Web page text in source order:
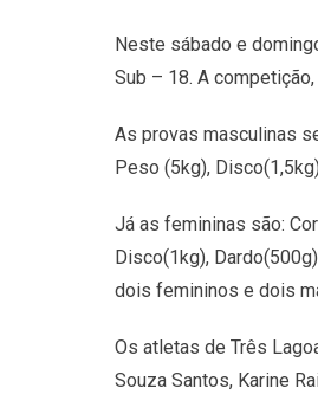
Neste sábado e
Sub – 18. A
As provas masculinas
Peso (5kg),
Já as femininas são:
Disco(1kg),
dois femininos e dois
Os atletas de Três
Souza Santos, Karine